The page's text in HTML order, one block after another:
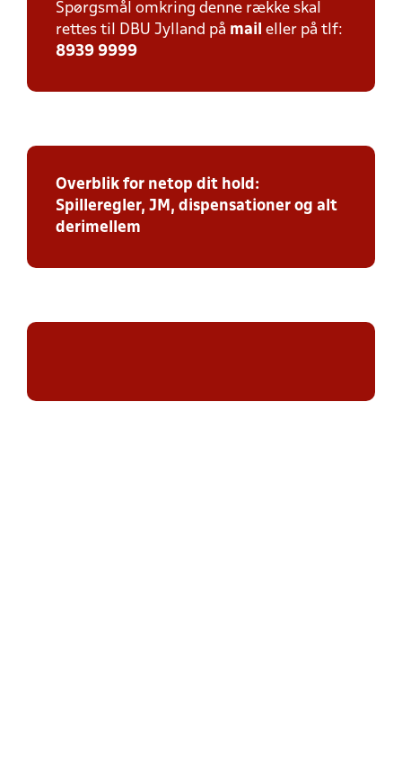
Spørgsmål omkring denne række skal
rettes til DBU Jylland på mail eller på tlf:
8939 9999
Overblik for netop dit hold:
Spilleregler, JM, dispensationer og alt
derimellem